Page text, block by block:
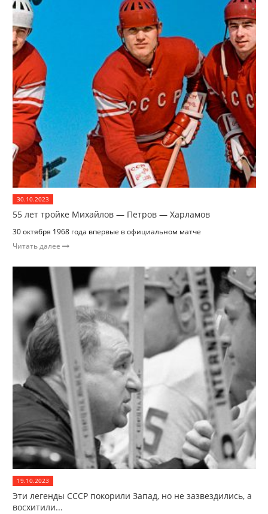
30.10.2023
55 лет тройке Михайлов — Петров — Харламов
30 октября 1968 года впервые в официальном матче
Читать далее
19.10.2023
Эти легенды СССР покорили Запад, но не зазвездились, а
восхитили...